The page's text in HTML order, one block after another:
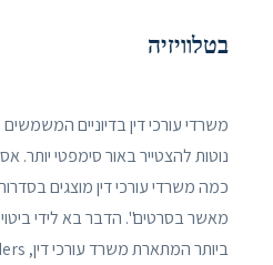
בטלוויזיה
משרדי עורכי דין בדיוניים המשמשים
נוטות להצטייר באור סימפטי
כמה משרדי עורכי דין מוצגים
מאשר בסרטים". הדבר בא לידי